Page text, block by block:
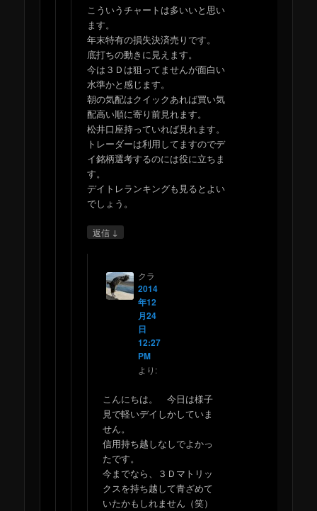
こういうチャートは多いいと思い
ます。
年末特有の損失決済売りです。
底打ちの動きに見えます。
今は３Ｄは狙ってませんが面白い
水準かと感じます。
朝の気配はクイックあれば買い気
配高い順に寄り前見れます。
松井口座持っていれば見れます。
トレーダーは利用してますのでデ
イ銘柄選考するのには役に立ちま
す。
デイトレランキングも見るとよい
でしょう。
返信 ↓
クラ
2014
年12
月24
日
12:27
PM
より:
こんにちは。 今日は様子
見で軽いデイしかしていま
せん。
信用持ち越しなしでよかっ
たです。
今までなら、３Ｄマトリッ
クスを持ち越して青ざめて
いたかもしれません（笑）